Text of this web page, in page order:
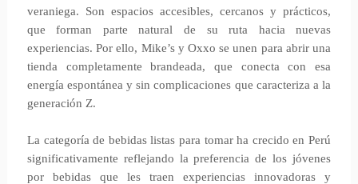
veraniega. Son espacios accesibles, cercanos y prácticos,
que forman parte natural de su ruta hacia nuevas
experiencias. Por ello, Mike’s y Oxxo se unen para abrir una
tienda completamente brandeada, que conecta con esa
energía espontánea y sin complicaciones que caracteriza a la
generación Z.
La categoría de bebidas listas para tomar ha crecido en Perú
significativamente reflejando la preferencia de los jóvenes
por bebidas que les traen experiencias innovadoras y